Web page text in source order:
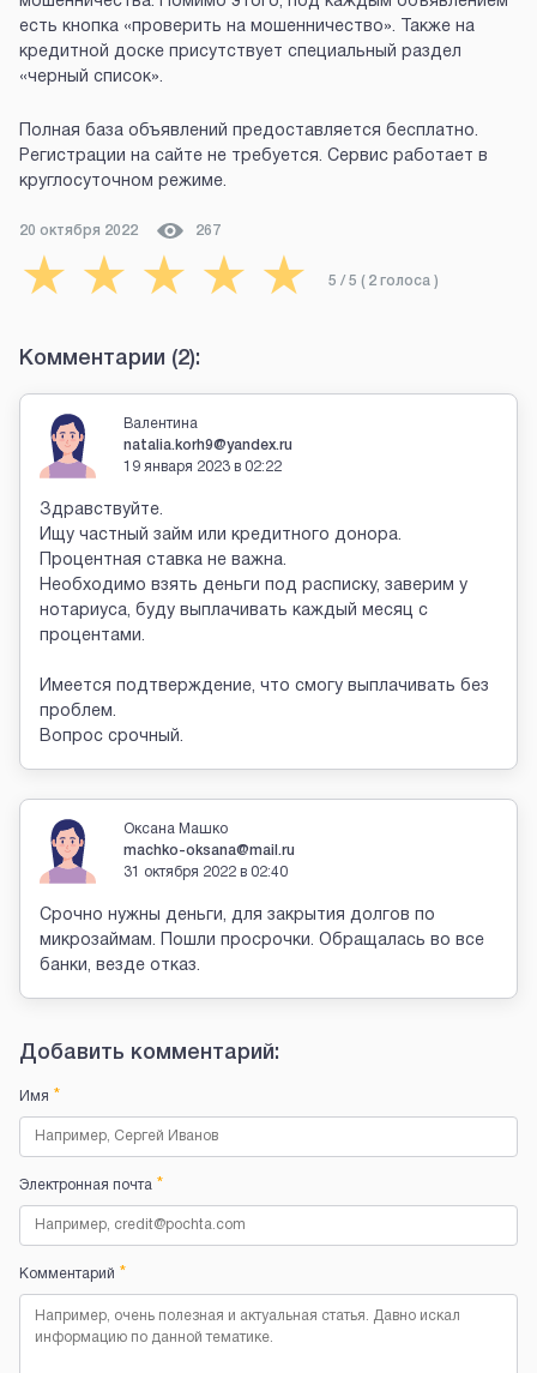
есть кнопка «проверить на мошенничество». Также на
кредитной доске присутствует специальный раздел
«черный список».
Полная база объявлений предоставляется бесплатно.
Регистрации на сайте не требуется. Сервис работает в
круглосуточном режиме.
20 октября 2022 267
★ ★ ★ ★ ★ 5 / 5 ( 2 голоса )
Комментарии (2):
Валентина
natalia.korh9@yandex.ru
19 января 2023 в 02:22
Здравствуйте.
Ищу частный займ или кредитного донора.
Процентная ставка не важна.
Необходимо взять деньги под расписку, заверим у
нотариуса, буду выплачивать каждый месяц с
процентами.
Имеется подтверждение, что смогу выплачивать без
проблем.
Вопрос срочный.
Оксана Машко
machko-oksana@mail.ru
31 октября 2022 в 02:40
Срочно нужны деньги, для закрытия долгов по
микрозаймам. Пошли просрочки. Обращалась во все
банки, везде отказ.
Добавить комментарий:
Имя *
Электронная почта *
Комментарий *